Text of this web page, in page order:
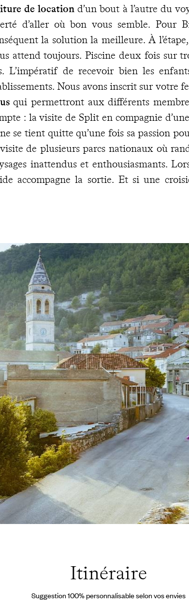
de locationd’un bout à l’autre du
d’aller où bon vous semble. Pour
la solution la meilleure. À
attend toujours. Piscine deux fois sur
L’impératif de recevoir bien les
Nous avons inscrit sur votre
qui permettront aux différents
: la visite de Split en compagnie
se tient quitte qu’une fois sa passion
de plusieurs parcs nationaux où
inattendus et enthousiasmants.
accompagne la sortie. Et si une
denotre service de conciergerie
Itinéraire
Suggestion 100% personnalisable selon vos envies